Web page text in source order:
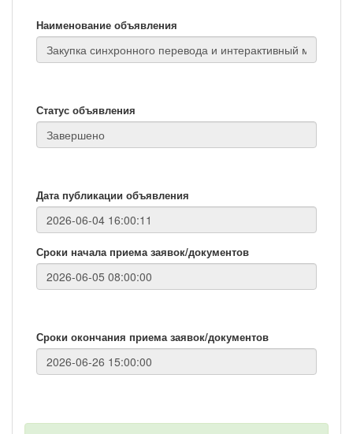
Наименование объявления
Статус объявления
Дата публикации объявления
Сроки начала приема заявок/документов
Сроки окончания приема заявок/документов